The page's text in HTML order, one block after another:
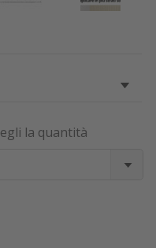
la quantità